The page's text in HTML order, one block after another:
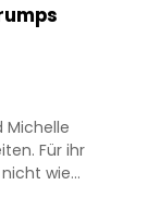
Michelle
Für ihr
wie…